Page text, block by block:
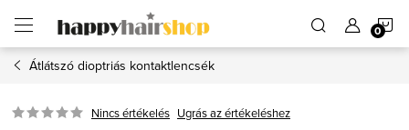
fő
tartalomhoz
Átlátszó dioptriás kontaktlencsék
Nincs értékelés Ugrás az értékeléshez